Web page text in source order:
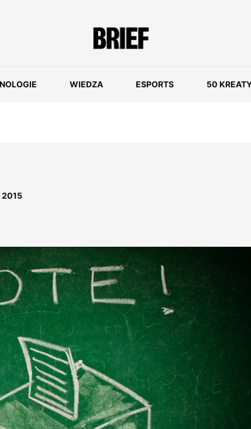
WIEDZA ESPORTS 50
2015